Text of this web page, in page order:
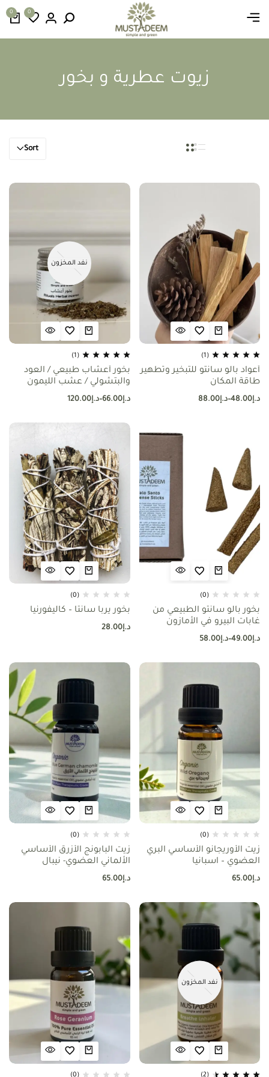
0
0
زيوت عطرية و بخور
Sort
(1)
أعواد بالو سانتو للتبخير وتطهير
طاقة المكان
د.إ48.00
–د.إ88.00
نفد المخزون
(1)
بخور أعشاب طبيعي / العود
والبتشولي / عشب الليمون
والمريمية
د.إ66.00
–د.إ120.00
(0)
بخور بالو سانتو الطبيعي من
غابات البيرو في الأمازون
د.إ49.00
–د.إ58.00
(0)
بخور يربا سانتا – كاليفورنيا
د.إ28.00
(0)
زيت الأوريجانو الأساسي البري
العضوي – اسبانيا
د.إ65.00
(0)
زيت البابونج الأزرق الأساسي
الألماني العضوي- نيبال
د.إ65.00
نفد المخزون
(2)
(0)